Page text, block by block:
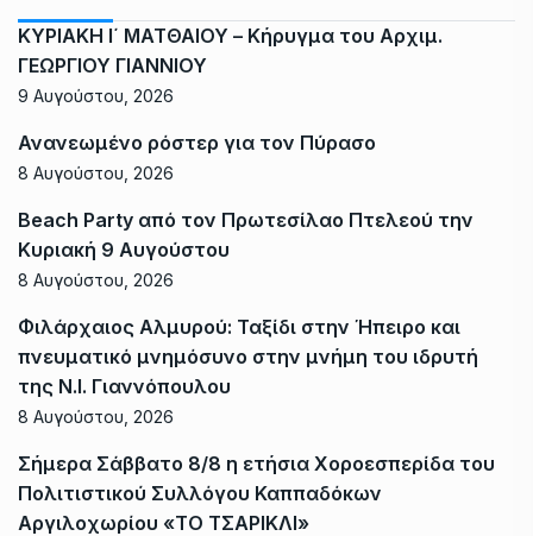
ΚΥΡΙΑΚΗ Ι΄ ΜΑΤΘΑΙΟΥ – Κήρυγμα του Αρχιμ.
ΓΕΩΡΓΙΟΥ ΓΙΑΝΝΙΟΥ
9 Αυγούστου, 2026
Ανανεωμένο ρόστερ για τον Πύρασο
8 Αυγούστου, 2026
Beach Party από τον Πρωτεσίλαο Πτελεού την
Κυριακή 9 Αυγούστου
8 Αυγούστου, 2026
Φιλάρχαιος Αλμυρού: Ταξίδι στην Ήπειρο και
πνευματικό μνημόσυνο στην μνήμη του ιδρυτή
της Ν.Ι. Γιαννόπουλου
8 Αυγούστου, 2026
Σήμερα Σάββατο 8/8 η ετήσια Χοροεσπερίδα του
Πολιτιστικού Συλλόγου Καππαδόκων
Αργιλοχωρίου «ΤΟ ΤΣΑΡΙΚΛΙ»